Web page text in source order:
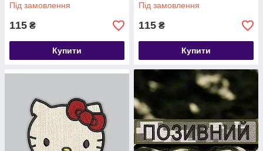
Під замовлення
115 ₴
Купити
Під замовлення
115 ₴
Купити